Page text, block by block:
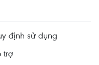
định sử dụng
trợ